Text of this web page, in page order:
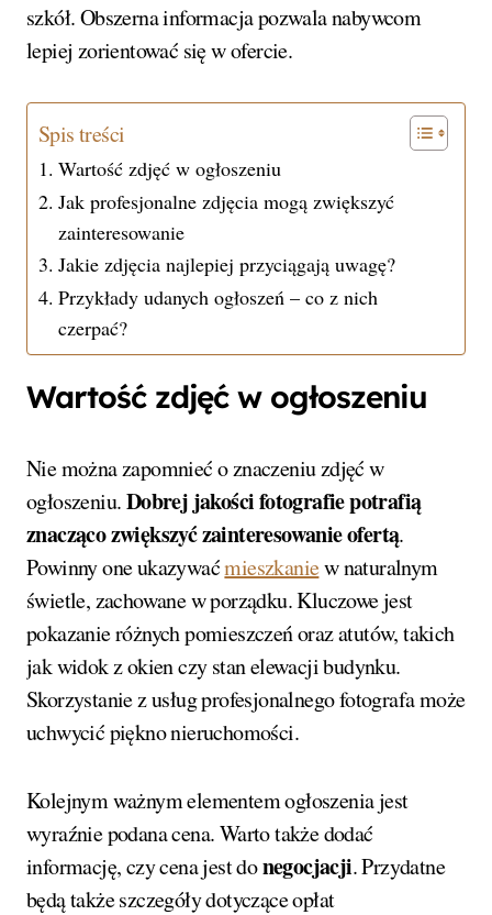
szkół. Obszerna informacja pozwala nabywcom
lepiej zorientować się w ofercie.
Spis treści
Wartość zdjęć w ogłoszeniu
Jak profesjonalne zdjęcia mogą zwiększyć
zainteresowanie
Jakie zdjęcia najlepiej przyciągają uwagę?
Przykłady udanych ogłoszeń – co z nich
czerpać?
Wartość zdjęć w ogłoszeniu
Nie można zapomnieć o znaczeniu zdjęć w
ogłoszeniu.Dobrej jakości fotografie potrafią
znacząco zwiększyć zainteresowanie ofertą.
Powinny one ukazywaćmieszkaniew naturalnym
świetle, zachowane w porządku. Kluczowe jest
pokazanie różnych pomieszczeń oraz atutów, takich
jak widok z okien czy stan elewacji budynku.
Skorzystanie z usług profesjonalnego fotografa może
uchwycić piękno nieruchomości.
Kolejnym ważnym elementem ogłoszenia jest
wyraźnie podana cena. Warto także dodać
informację, czy cena jest donegocjacji. Przydatne
będą także szczegóły dotyczące opłat